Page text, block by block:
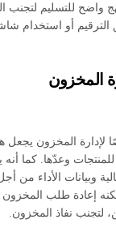
واضح للتسليم لتجنب
الترقيم أو استخدام
المخزون
لإدارة المخزون يجعل
وعدّها. كما أنه
وبيانات الأداء من
إعادة طلب المخزون
لتجنب نفاذ المخزون.